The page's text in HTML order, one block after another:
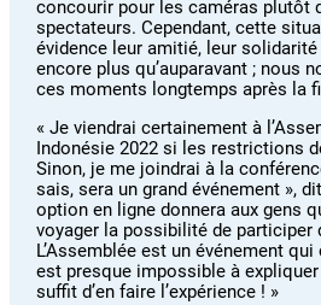
concourir pour les caméras plutôt
spectateurs. Cependant, cette
évidence leur amitié, leur
encore plus qu’auparavant ; nous
ces moments longtemps après la
« Je viendrai certainement à
Indonésie 2022 si les restrictions
Sinon, je me joindrai à la
sais, sera un grand événement »,
option en ligne donnera aux gens
voyager la possibilité de participer
L’Assemblée est un événement
est presque impossible à
suffit d’en faire l’expérience ! »